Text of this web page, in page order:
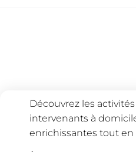
Découvrez les
intervenants à
enrichissantes tout en